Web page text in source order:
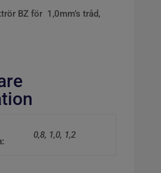
BZ för 1,0mm’s tråd,
0,8, 1,0, 1,2